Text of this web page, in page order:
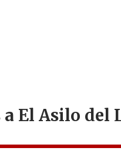
El Asilo del